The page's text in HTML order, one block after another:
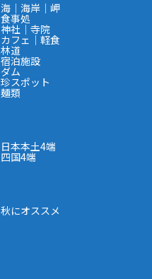
海｜海岸｜岬
食事処
神社｜寺院
カフェ｜軽食
林道
宿泊施設
ダム
珍スポット
麺類
日本本土4端
四国4端
秋にオススメ